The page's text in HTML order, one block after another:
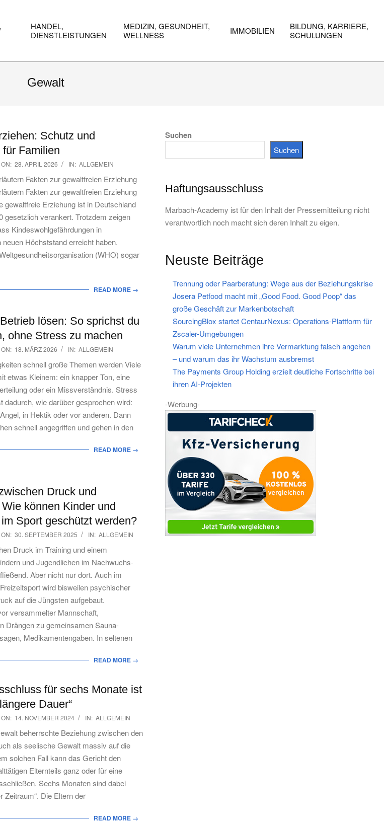
HANDEL,
DIENSTLEISTUNGEN
MEDIZIN, GESUNDHEIT,
WELLNESS
IMMOBILIEN
BILDUNG, KARRIERE,
SCHULUNGEN
Gewalt
Schutz und
Familien
ON: 28. APRIL 2026 IN: ALLGEMEIN
Fakten zur gewaltfreien Erziehung
Fakten zur gewaltfreien Erziehung
gewaltfreie Erziehung ist in Deutschland
gesetzlich verankert. Trotzdem zeigen
Kindeswohlgefährdungen in
neuen Höchststand erreicht haben.
(WHO) sogar
READ MORE →
lösen: So sprichst du
ohne Stress zu machen
ON: 18. MÄRZ 2026 IN: ALLGEMEIN
schnell große Themen werden Viele
etwas Kleinem: ein knapper Ton, eine
oder ein Missverständnis. Stress
dadurch, wie darüber gesprochen wird:
in Hektik oder vor anderen. Dann
schnell angegriffen und gehen in den
READ MORE →
Druck und
können Kinder und
Sport geschützt werden?
ON: 30. SEPTEMBER 2025 IN: ALLGEMEIN
Druck im Training und einem
und Jugendlichen im Nachwuchs-
Aber nicht nur dort. Auch im
wird bisweilen psychischer
auf die Jüngsten aufgebaut.
versammelter Mannschaft,
Drängen zu gemeinsamen Sauna-
Medikamentengaben. In seltenen
READ MORE →
für sechs Monate ist
Dauer“
ON: 14. NOVEMBER 2024 IN: ALLGEMEIN
beherrschte Beziehung zwischen den
als seelische Gewalt massiv auf die
solchen Fall kann das Gericht den
Elternteils ganz oder für eine
Sechs Monaten sind dabei
Zeitraum“. Die Eltern der
READ MORE →
Suchen
Suchen
Haftungsausschluss
Marbach-Academy ist für den Inhalt der Pressemitteilung nicht
verantwortlich noch macht sich deren Inhalt zu eigen.
Neuste Beiträge
Trennung oder Paarberatung: Wege aus der Beziehungskrise
Josera Petfood macht mit „Good Food. Good Poop“ das
große Geschäft zur Markenbotschaft
SourcingBlox startet CentaurNexus: Operations-Plattform für
Zscaler-Umgebungen
Warum viele Unternehmen ihre Vermarktung falsch angehen
– und warum das ihr Wachstum ausbremst
The Payments Group Holding erzielt deutliche Fortschritte bei
ihren AI-Projekten
-Werbung-